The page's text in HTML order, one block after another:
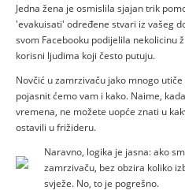
Jedna žena je osmislila sjajan trik
'evakuisati' određene stvari iz vašeg
svom Facebooku podijelila nekolicinu
korisni ljudima koji često putuju.
Novčić u zamrzivaču jako mnogo
pojasnit ćemo vam i kako. Naime,
vremena, ne možete uopće znati u
ostavili u frižideru.
Facebook
Naravno, logika je jasna: ako
zamrzivaču, bez obzira koliko
svježe. No, to je pogrešno.